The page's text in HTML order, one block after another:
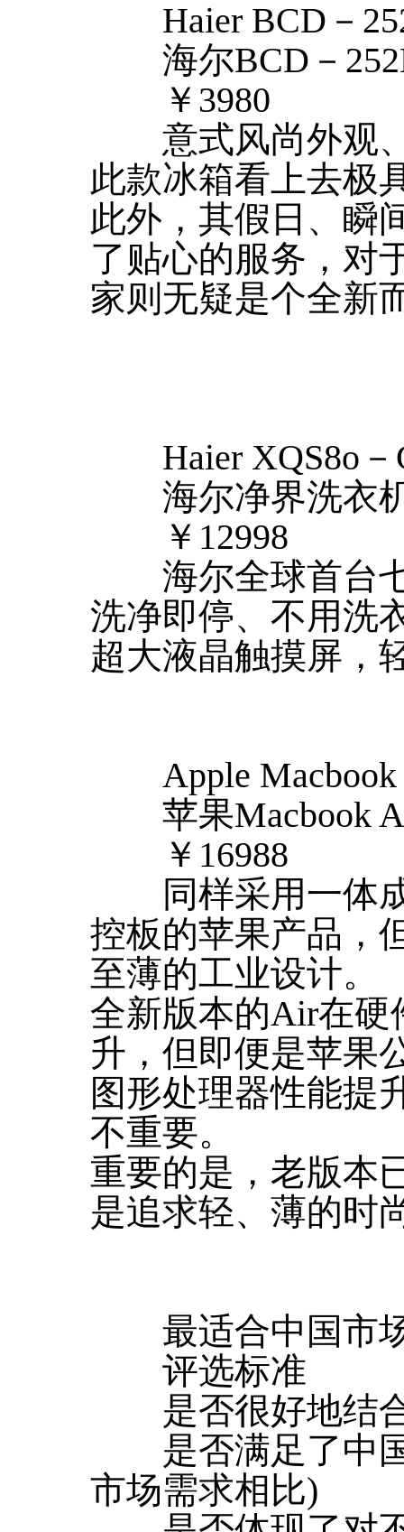
Haier BCD－
海尔BCD－
￥3980
意式风尚外观、
此款冰箱看上去极
此外，其假日、瞬
了贴心的服务，对
家则无疑是个全新
Haier XQS8o－
海尔净界洗衣机
￥12998
海尔全球首台七
洗净即停、不用洗
超大液晶触摸屏，
Apple Macbook
苹果Macbook
￥16988
同样采用一体成
控板的苹果产品，
至薄的工业设计。
全新版本的Air在硬
升，但即便是苹果
图形处理器性能提
不重要。
重要的是，老版本
是追求轻、薄的时
最适合中国市
评选标准
是否很好地结合
是否满足了中国
市场需求相比)